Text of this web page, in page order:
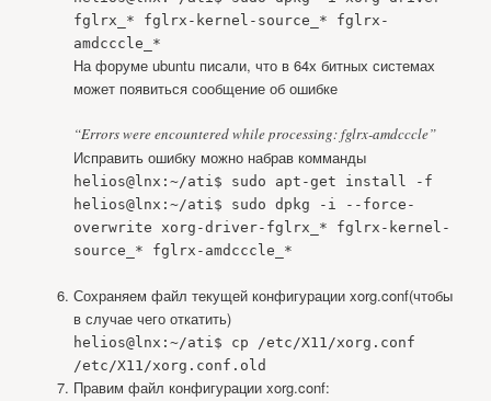
fglrx_* fglrx-kernel-source_* fglrx-
amdcccle_*
На форуме ubuntu писали, что в 64х битных системах
может появиться сообщение об ошибке
“Errors were encountered while processing: fglrx-amdcccle”
Исправить ошибку можно набрав комманды
helios@lnx:~/ati$ sudo apt-get install -f
helios@lnx:~/ati$ sudo dpkg -i --force-
overwrite xorg-driver-fglrx_* fglrx-kernel-
source_* fglrx-amdcccle_*
Сохраняем файл текущей конфигурации xorg.conf(чтобы
в случае чего откатить)
helios@lnx:~/ati$ cp /etc/X11/xorg.conf
/etc/X11/xorg.conf.old
Правим файл конфигурации xorg.conf: